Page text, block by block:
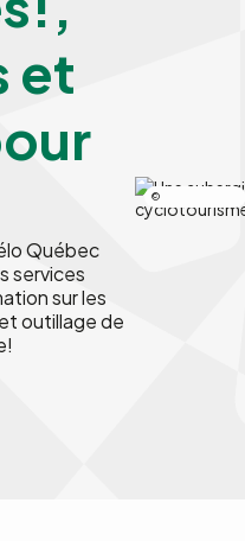
et
Québec
services
sur les
outillage de